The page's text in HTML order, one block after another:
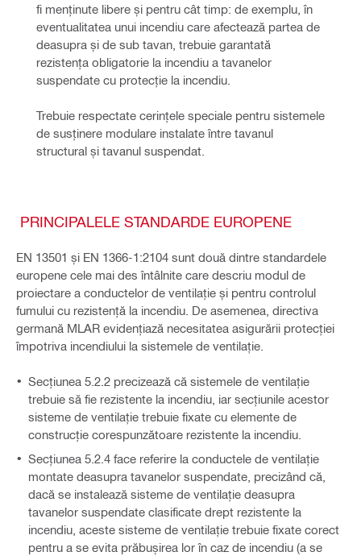
fi menținute libere și pentru cât timp: de exemplu, în
eventualitatea unui incendiu care afectează partea de
deasupra și de sub tavan, trebuie garantată
rezistența obligatorie la incendiu a tavanelor
suspendate cu protecție la incendiu.
Trebuie respectate cerințele speciale pentru sistemele
de susținere modulare instalate între tavanul
structural și tavanul suspendat.
PRINCIPALELE STANDARDE EUROPENE
EN 13501 și EN 1366-1:2104 sunt două dintre standardele
europene cele mai des întâlnite care descriu modul de
proiectare a conductelor de ventilație și pentru controlul
fumului cu rezistență la incendiu. De asemenea, directiva
germană MLAR evidențiază necesitatea asigurării protecției
împotriva incendiului la sistemele de ventilație.
Secțiunea 5.2.2 precizează că sistemele de ventilație
trebuie să fie rezistente la incendiu, iar secțiunile acestor
sisteme de ventilație trebuie fixate cu elemente de
construcție corespunzătoare rezistente la incendiu.
Secțiunea 5.2.4 face referire la conductele de ventilație
montate deasupra tavanelor suspendate, precizând că,
dacă se instalează sisteme de ventilație deasupra
tavanelor suspendate clasificate drept rezistente la
incendiu, aceste sisteme de ventilație trebuie fixate corect
pentru a se evita prăbușirea lor în caz de incendiu (a se